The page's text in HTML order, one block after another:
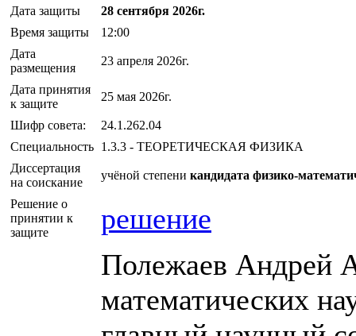
Дата защиты
28 сентября 2026г.
Время защиты
12:00
Дата
размещения
23 апреля 2026г.
Дата принятия
к защите
25 мая 2026г.
Шифр совета:
24.1.262.04
Специальность 1.3.3 - ТЕОРЕТИЧЕСКАЯ ФИЗИКА
Диссертация
на соискание
учёной степени кандидата физико-
Решение о
принятии к
защите
решение
Полежаев Андрей
математических